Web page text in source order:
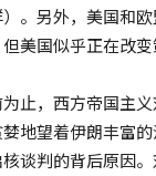
。另外，美国和
美国似乎正在改
止，西方帝国主
地望着伊朗丰富
核谈判的背后原因